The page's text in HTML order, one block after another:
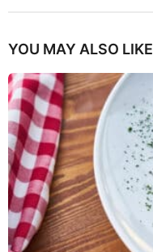
YOU MAY ALSO LIKE